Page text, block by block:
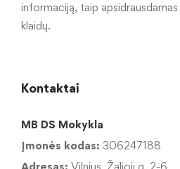
informaciją, taip
klaidų.
Kontaktai
MB DS Mokykla
Įmonės kodas: 306247188